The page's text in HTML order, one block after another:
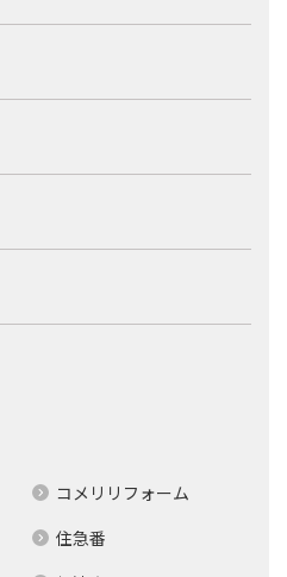
コメリリフォーム
住急番